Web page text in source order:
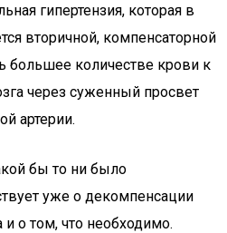
гипертензия, которая в
вторичной, компенсаторной
большее количестве крови к
через суженный просвет
артерии.
бы то ни было
уже о декомпенсации
и о том, что необходимо.